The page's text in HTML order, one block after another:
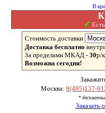
В
✓
Стоимость доставки
Доставка бесплатно
За пределами МКАД - 30р/
Возможна сегодня!
Москва: 8(495)137-
*
Заказать